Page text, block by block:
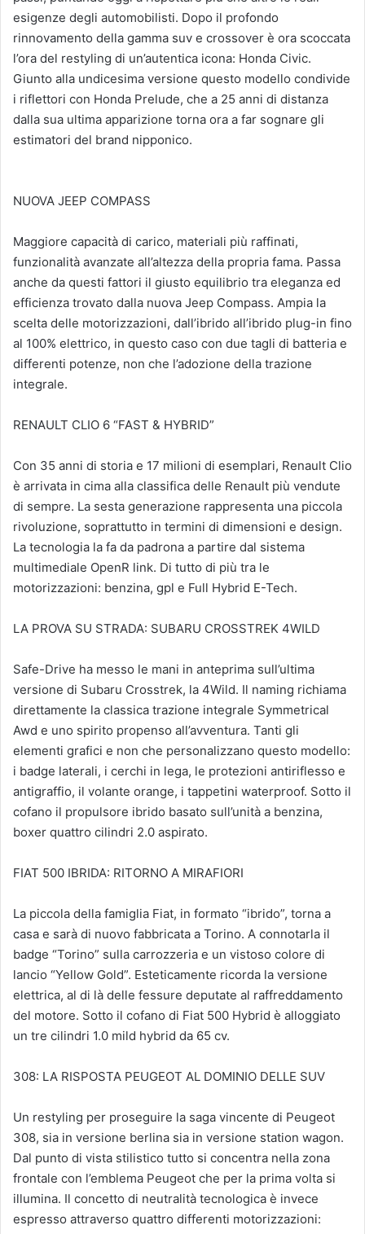
esigenze degli automobilisti. Dopo il profondo
rinnovamento della gamma suv e crossover è ora scoccata
l’ora del restyling di un’autentica icona: Honda Civic.
Giunto alla undicesima versione questo modello condivide
i riflettori con Honda Prelude, che a 25 anni di distanza
dalla sua ultima apparizione torna ora a far sognare gli
estimatori del brand nipponico.
NUOVA JEEP COMPASS
Maggiore capacità di carico, materiali più raffinati,
funzionalità avanzate all’altezza della propria fama. Passa
anche da questi fattori il giusto equilibrio tra eleganza ed
efficienza trovato dalla nuova Jeep Compass. Ampia la
scelta delle motorizzazioni, dall’ibrido all’ibrido plug-in fino
al 100% elettrico, in questo caso con due tagli di batteria e
differenti potenze, non che l’adozione della trazione
integrale.
RENAULT CLIO 6 “FAST & HYBRID”
Con 35 anni di storia e 17 milioni di esemplari, Renault Clio
è arrivata in cima alla classifica delle Renault più vendute
di sempre. La sesta generazione rappresenta una piccola
rivoluzione, soprattutto in termini di dimensioni e design.
La tecnologia la fa da padrona a partire dal sistema
multimediale OpenR link. Di tutto di più tra le
motorizzazioni: benzina, gpl e Full Hybrid E-Tech.
LA PROVA SU STRADA: SUBARU CROSSTREK 4WILD
Safe-Drive ha messo le mani in anteprima sull’ultima
versione di Subaru Crosstrek, la 4Wild. Il naming richiama
direttamente la classica trazione integrale Symmetrical
Awd e uno spirito propenso all’avventura. Tanti gli
elementi grafici e non che personalizzano questo modello:
i badge laterali, i cerchi in lega, le protezioni antiriflesso e
antigraffio, il volante orange, i tappetini waterproof. Sotto il
cofano il propulsore ibrido basato sull’unità a benzina,
boxer quattro cilindri 2.0 aspirato.
FIAT 500 IBRIDA: RITORNO A MIRAFIORI
La piccola della famiglia Fiat, in formato “ibrido”, torna a
casa e sarà di nuovo fabbricata a Torino. A connotarla il
badge “Torino” sulla carrozzeria e un vistoso colore di
lancio “Yellow Gold”. Esteticamente ricorda la versione
elettrica, al di là delle fessure deputate al raffreddamento
del motore. Sotto il cofano di Fiat 500 Hybrid è alloggiato
un tre cilindri 1.0 mild hybrid da 65 cv.
308: LA RISPOSTA PEUGEOT AL DOMINIO DELLE SUV
Un restyling per proseguire la saga vincente di Peugeot
308, sia in versione berlina sia in versione station wagon.
Dal punto di vista stilistico tutto si concentra nella zona
frontale con l’emblema Peugeot che per la prima volta si
illumina. Il concetto di neutralità tecnologica è invece
espresso attraverso quattro differenti motorizzazioni: